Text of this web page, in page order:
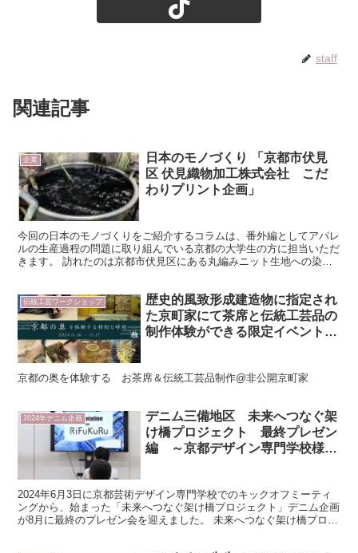
staff
関連記事
企業
日本のモノづくり 「京都市伏見
区 伏見織物加工株式会社 こだ
わりプリント企画」
今回の日本のモノづくりをご紹介するコラムは、番外編としてアパレ
ルの生産過程の問題に取り組んでいる京都の大学生の方に担当いただ
きます。 訪れたのは京都市伏見区にある丸編みニット生地への染色
伝統工芸ワークショップ
歴史的風致形成建造物に指定され
た京町家にて茶席と伝統工芸品の
制作体験ができる限定イベント開
京都の奥を体験する お茶席＆伝統工芸品制作@非公開京町家
2024年デニム企画
デニム三備地区 未来へつなぐ架
け橋プロジェクト 最終プレゼン
編 ～京都デザイン専門学校様と
2024年6月3日に京都芸術デザイン専門学校でのキックオフミーティ
ングから、始まった「未来へつなぐ架け橋プロジェクト」デニム企画
が8月に最終のプレゼン会を迎えました。 未来へつなぐ架け橋プロジ